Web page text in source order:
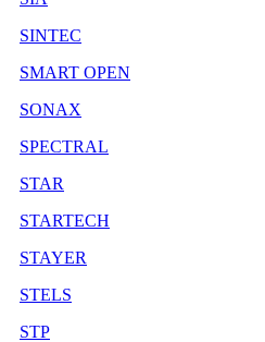
SINTEC
SMART OPEN
SONAX
SPECTRAL
STAR
STARTECH
STAYER
STELS
STP